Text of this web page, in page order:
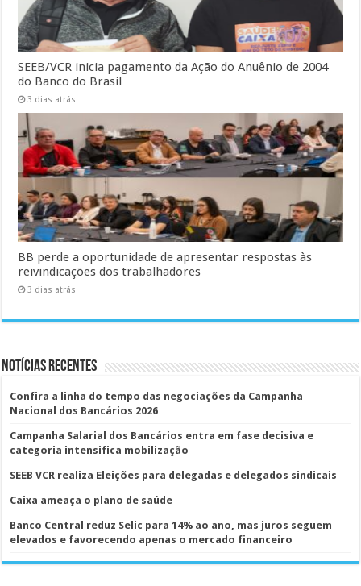
SEEB/VCR inicia pagamento da Ação do Anuênio de 2004
do Banco do Brasil
3 dias atrás
BB perde a oportunidade de apresentar respostas às
reivindicações dos trabalhadores
3 dias atrás
Notícias Recentes
Confira a linha do tempo das negociações da Campanha
Nacional dos Bancários 2026
Campanha Salarial dos Bancários entra em fase decisiva e
categoria intensifica mobilização
SEEB VCR realiza Eleições para delegadas e delegados sindicais
Caixa ameaça o plano de saúde
Banco Central reduz Selic para 14% ao ano, mas juros seguem
elevados e favorecendo apenas o mercado financeiro